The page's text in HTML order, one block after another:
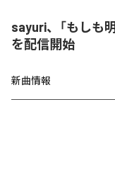
sayuri、「もしも
を配信開始
新曲情報